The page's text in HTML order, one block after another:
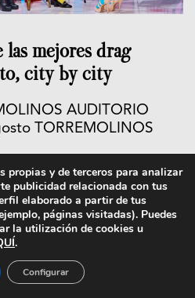
las mejores drag
city by city
AUDITORIO
TORREMOLINOS
septiembre
COLISEUM
VALENCIA TEATRO
TEATRO
de noviembre MADRID
propias y de terceros para analizar
publicidad relacionada con tus
elaborado a partir de tus
páginas visitadas). Puedes
la utilización de cookies u
.
Configurar